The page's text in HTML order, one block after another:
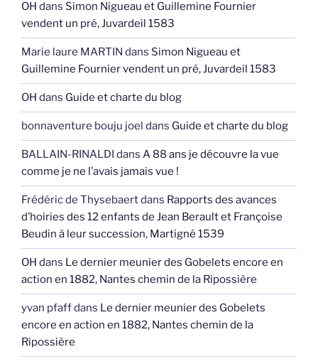
OH dans Simon Nigueau et Guillemine Fournier
vendent un pré, Juvardeil 1583
Marie laure MARTIN dans Simon Nigueau et
Guillemine Fournier vendent un pré, Juvardeil 1583
OH dans Guide et charte du blog
bonnaventure bouju joel dans Guide et charte du blog
BALLAIN-RINALDI dans A 88 ans je découvre la vue
comme je ne l’avais jamais vue !
Frédéric de Thysebaertdans Rapports des avances
d’hoiries des 12 enfants de Jean Berault et Françoise
Beudin à leur succession, Martigné 1539
OH dans Le dernier meunier des Gobelets encore en
action en 1882, Nantes chemin de la Ripossière
yvan pfaffdans Le dernier meunier des Gobelets
encore en action en 1882, Nantes chemin de la
Ripossière